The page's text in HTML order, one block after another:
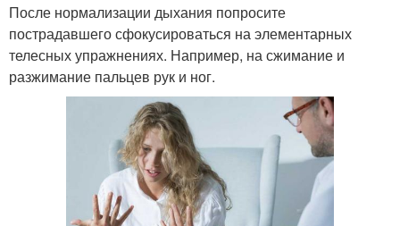
После нормализации дыхания попросите
пострадавшего сфокусироваться на элементарных
телесных упражнениях. Например, на сжимание и
разжимание пальцев рук и ног.